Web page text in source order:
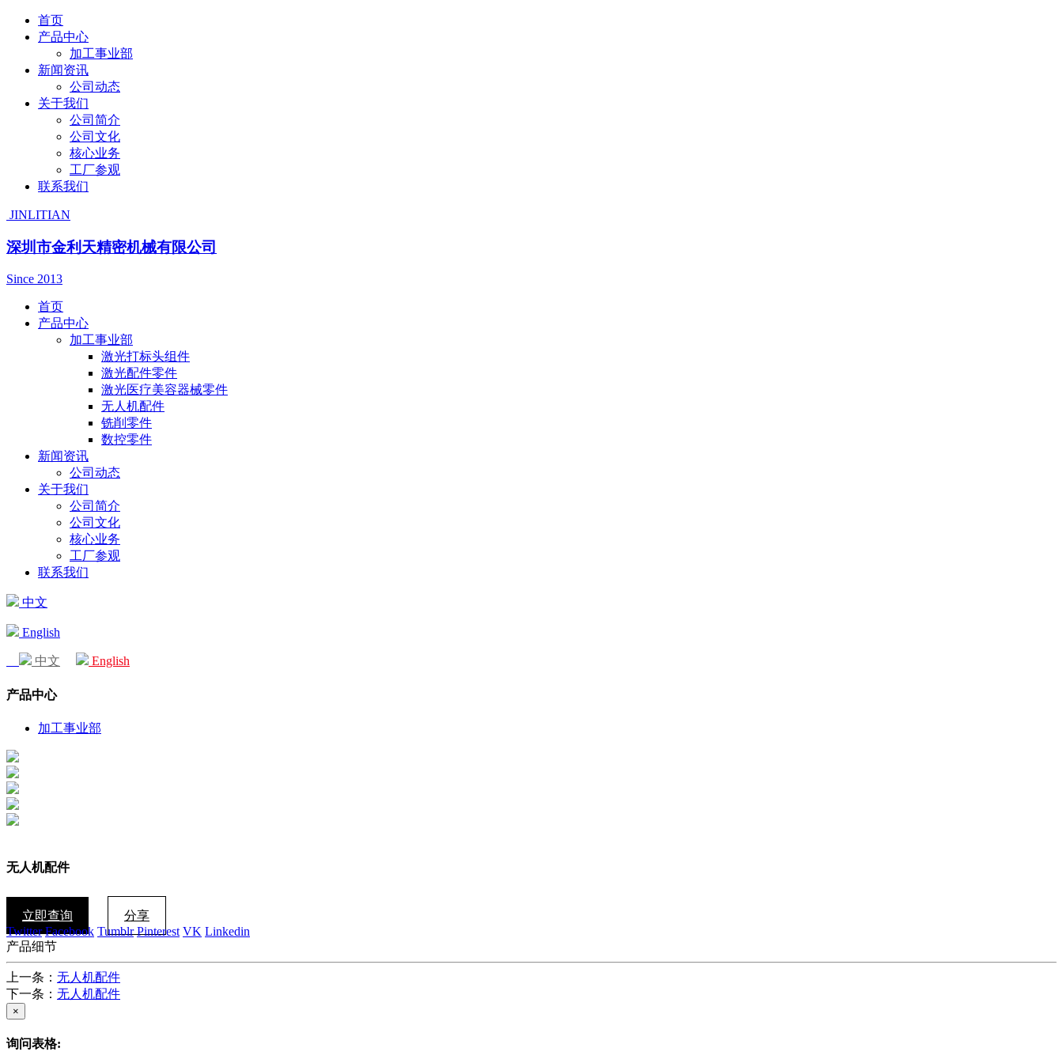
首页
产品中心
加工事业部
新闻资讯
公司动态
关于我们
公司简介
公司文化
核心业务
工厂参观
联系我们
JINLITIAN
深圳市金利天精密机械有限公司
Since 2013
首页
产品中心
加工事业部
激光打标头组件
激光配件零件
激光医疗美容器械零件
无人机配件
铣削零件
数控零件
新闻资讯
公司动态
关于我们
公司简介
公司文化
核心业务
工厂参观
联系我们
中文
English
中文 English
产品中心
加工事业部
无人机配件
立即查询
分享
Twitter Facebook Tumblr Pinterest VK Linkedin
产品细节
上一条： 无人机配件
下一条： 无人机配件
×
询问表格: